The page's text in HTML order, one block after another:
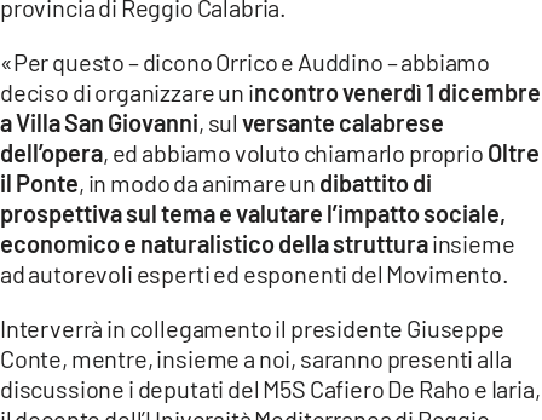
CATANZAROCHANNEL.IT
LACAPITALENEWS.IT
App
ANDROID
provincia di Reggio Calabria.
«Per questo – dicono Orrico e Auddino – abbiamo
deciso di organizzare un incontro venerdì 1 dicembre
a Villa San Giovanni, sul versante calabrese
dell’opera, ed abbiamo voluto chiamarlo proprio Oltre
il Ponte, in modo da animare un dibattito di
prospettiva sul tema e valutare l’impatto sociale,
economico e naturalistico della strutturainsieme
ad autorevoli esperti ed esponenti del Movimento.
Interverrà in collegamento il presidente Giuseppe
Conte, mentre, insieme a noi, saranno presenti alla
discussione i deputati del M5S Cafiero De Raho e Iaria,